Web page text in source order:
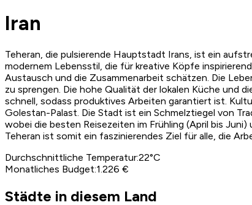
Iran
Teheran, die pulsierende Hauptstadt Irans, ist ein
modernem Lebensstil, die für kreative Köpfe
Austausch und die Zusammenarbeit schätzen. Die
zu sprengen. Die hohe Qualität der lokalen Küche und
schnell, sodass produktives Arbeiten garantiert ist.
Golestan-Palast. Die Stadt ist ein Schmelztiegel von
wobei die besten Reisezeiten im Frühling (April bis
Teheran ist somit ein faszinierendes Ziel für alle, die
Durchschnittliche Temperatur:22°C
Monatliches Budget:1.226 €
Städte in diesem Land